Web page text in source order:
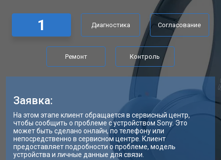
1 Диагностика Согласование
Ремонт Контроль
Заявка:
На этом этапе клиент обращается в сервисный центр,
чтобы сообщить о проблеме с устройством Sony. Это
может быть сделано онлайн, по телефону или
непосредственно в сервисном центре. Клиент
предоставляет подробности о проблеме, модель
устройства и личные данные для связи.